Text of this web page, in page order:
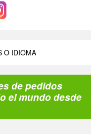
O IDIOMA
de pedidos
el mundo desde